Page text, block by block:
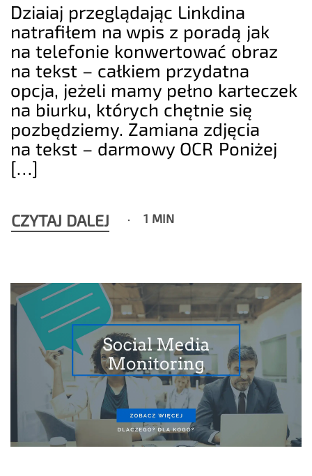
Dziaiaj przeglądając Linkdina
natrafiłem na wpis z poradą jak
na telefonie konwertować obraz
na tekst – całkiem przydatna
opcja, jeżeli mamy pełno karteczek
na biurku, których chętnie się
pozbędziemy. Zamiana zdjęcia
na tekst – darmowy OCR Poniżej
[…]
CZYTAJ DALEJ 1 MIN